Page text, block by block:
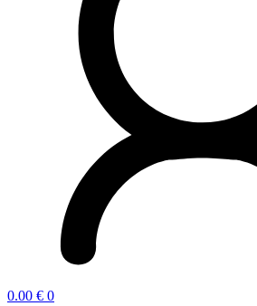
0.00 € 0